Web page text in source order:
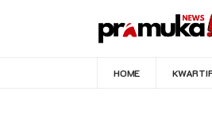
HOME